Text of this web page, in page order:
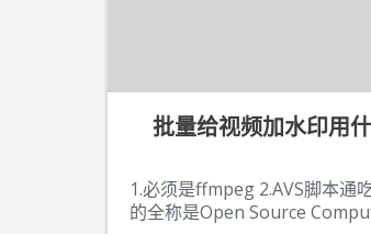
批量给视频加水印用
1.必须是ffmpeg 2.AVS脚本通
的全称是Open Source